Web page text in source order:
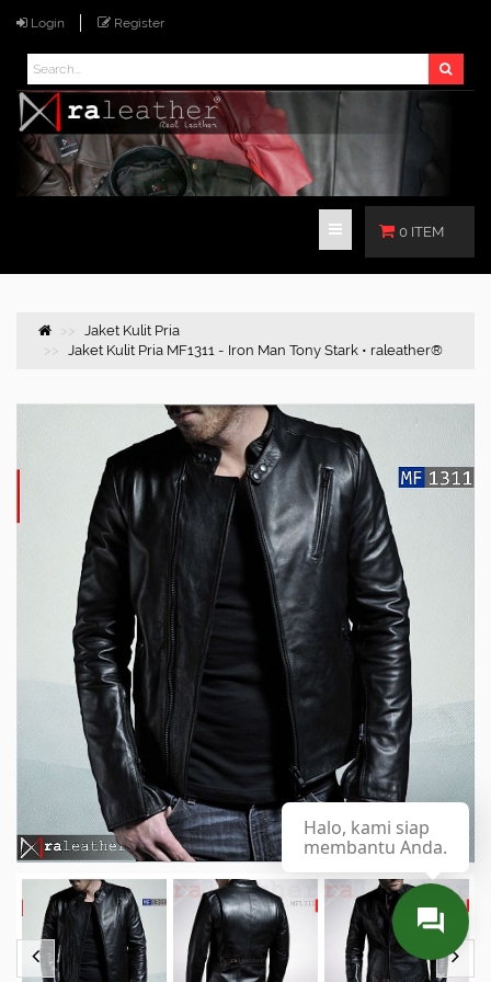
Login Register
0 ITEM
Jaket Kulit Pria
Jaket Kulit Pria MF1311 - Iron Man Tony Stark • raleather®
Halo, kami siap
membantu Anda.